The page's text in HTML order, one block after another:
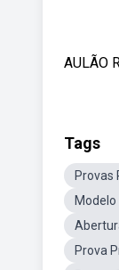
AULÃO
Tags
Provas
Prova